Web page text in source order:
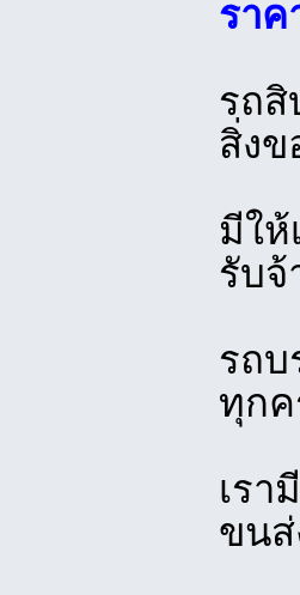
ราค
รถสิ
สิ่งข
มีใ
รับ
รถบ
ทุก
เรา
ขนส่